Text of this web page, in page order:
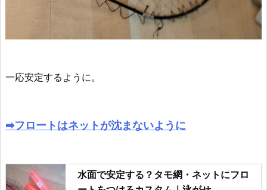
一応安定するように。
➡フロートはネットが沈まないように
水面で安定する？タモ網・ネットにフロ